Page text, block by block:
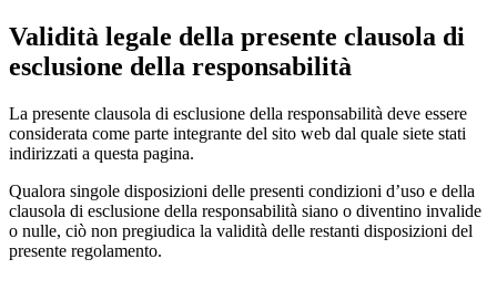
Validità legale della presente clausola di
esclusione della responsabilità
La presente clausola di esclusione della responsabilità deve essere
considerata come parte integrante del sito web dal quale siete stati
indirizzati a questa pagina.
Qualora singole disposizioni delle presenti condizioni d’uso e della
clausola di esclusione della responsabilità siano o diventino invalide
o nulle, ciò non pregiudica la validità delle restanti disposizioni del
presente regolamento.